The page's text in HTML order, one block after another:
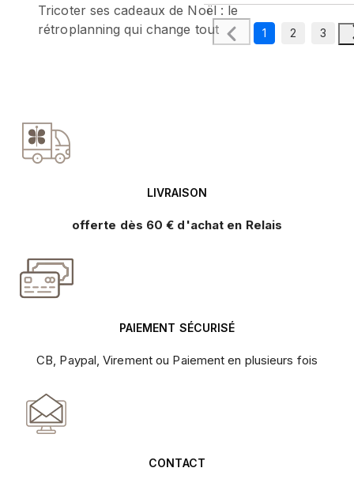
Tricoter ses cadeaux de Noël : le
rétroplanning qui change tout
1 2 3
LIVRAISON
offerte dès 60 € d'achat en Relais
PAIEMENT SÉCURISÉ
CB, Paypal, Virement ou Paiement en plusieurs fois
CONTACT